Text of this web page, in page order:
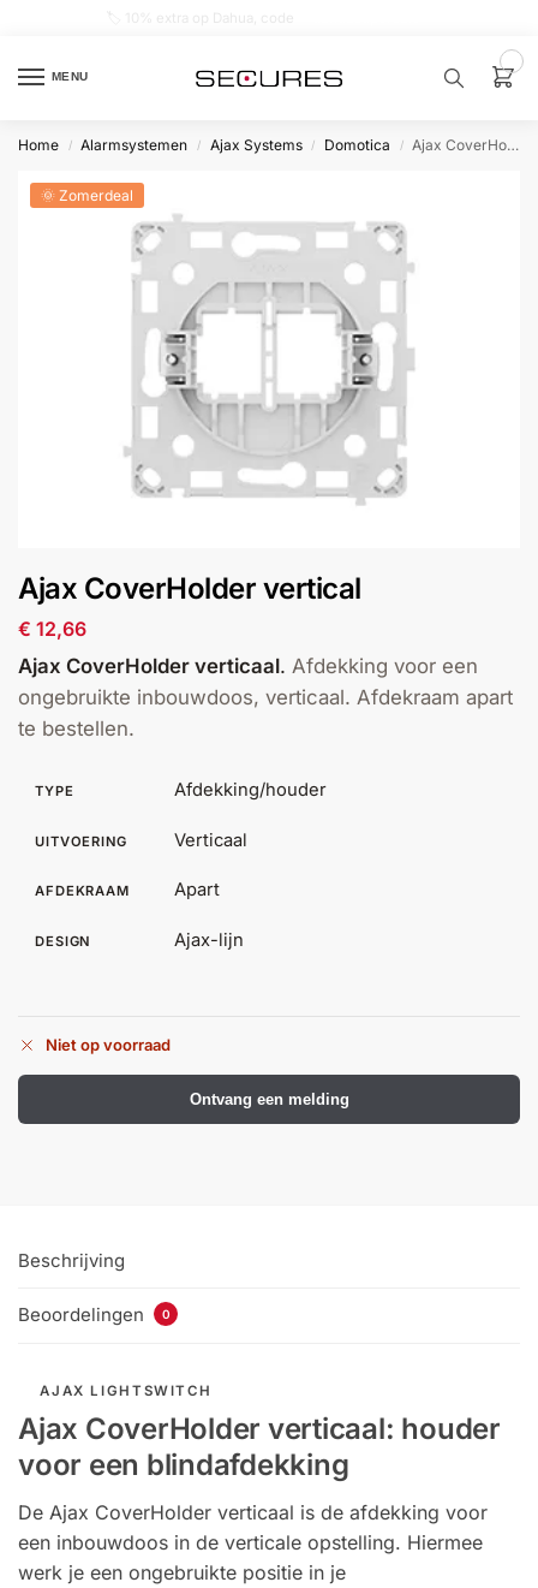
MENU
product…
samenstellen
Alarmsystemen
Camera's
&
Inbraakbeveiliging
service
Home / Alarmsystemen / Ajax Systems / Domotica / Ajax CoverHolder vertical
🌞 Zomerdeal
Ajax CoverHolder vertical
€ 12,66
Ajax CoverHolder verticaal. Afdekking voor een
ongebruikte inbouwdoos, verticaal. Afdekraam apart
te bestellen.
TYPE Afdekking/houder
UITVOERING Verticaal
AFDEKRAAM Apart
DESIGN Ajax-lijn
Niet op voorraad
Ontvang een melding
Beschrijving
Beoordelingen 0
AJAX LIGHTSWITCH
Ajax CoverHolder verticaal: houder
voor een blindafdekking
De Ajax CoverHolder verticaal is de afdekking voor
een inbouwdoos in de verticale opstelling. Hiermee
werk je een ongebruikte positie in je